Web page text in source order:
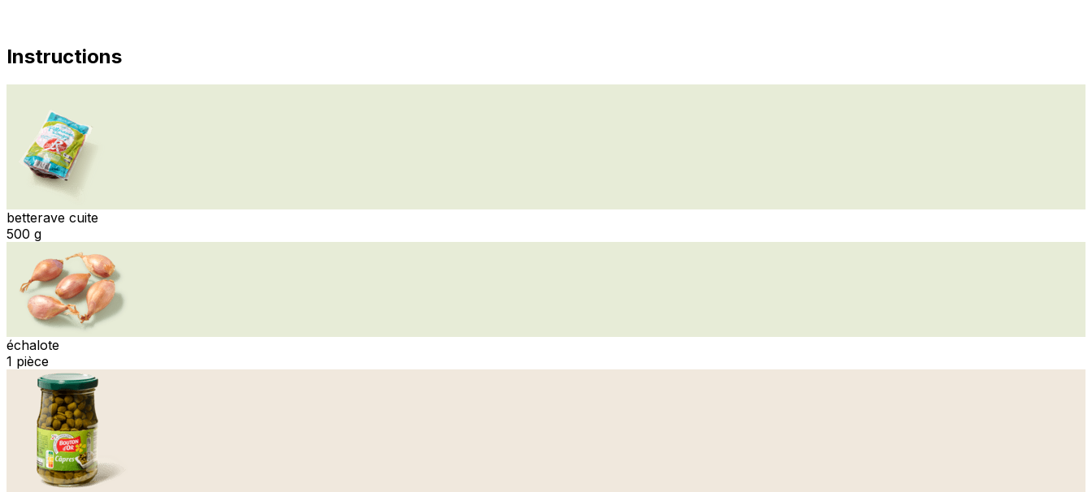
Instructions
betterave cuite
500 g
échalote
1 pièce